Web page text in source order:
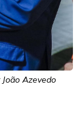
Azevedo